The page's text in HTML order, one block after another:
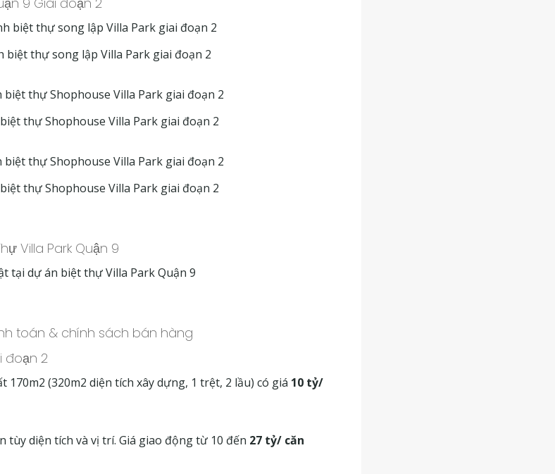
biệt thự song lập Villa Park giai đoạn 2
thự Shophouse Villa Park giai đoạn 2
thự Shophouse Villa Park giai đoạn 2
Villa Park Quận 9
tại dự án biệt thự Villa Park Quận 9
toán & chính sách bán hàng
đoạn 2
(320m2 diện tích xây dựng, 1 trệt, 2 lầu) có giá 10 tỷ/
tùy diện tích và vị trí. Giá giao động từ 10 đến 27 tỷ/ căn